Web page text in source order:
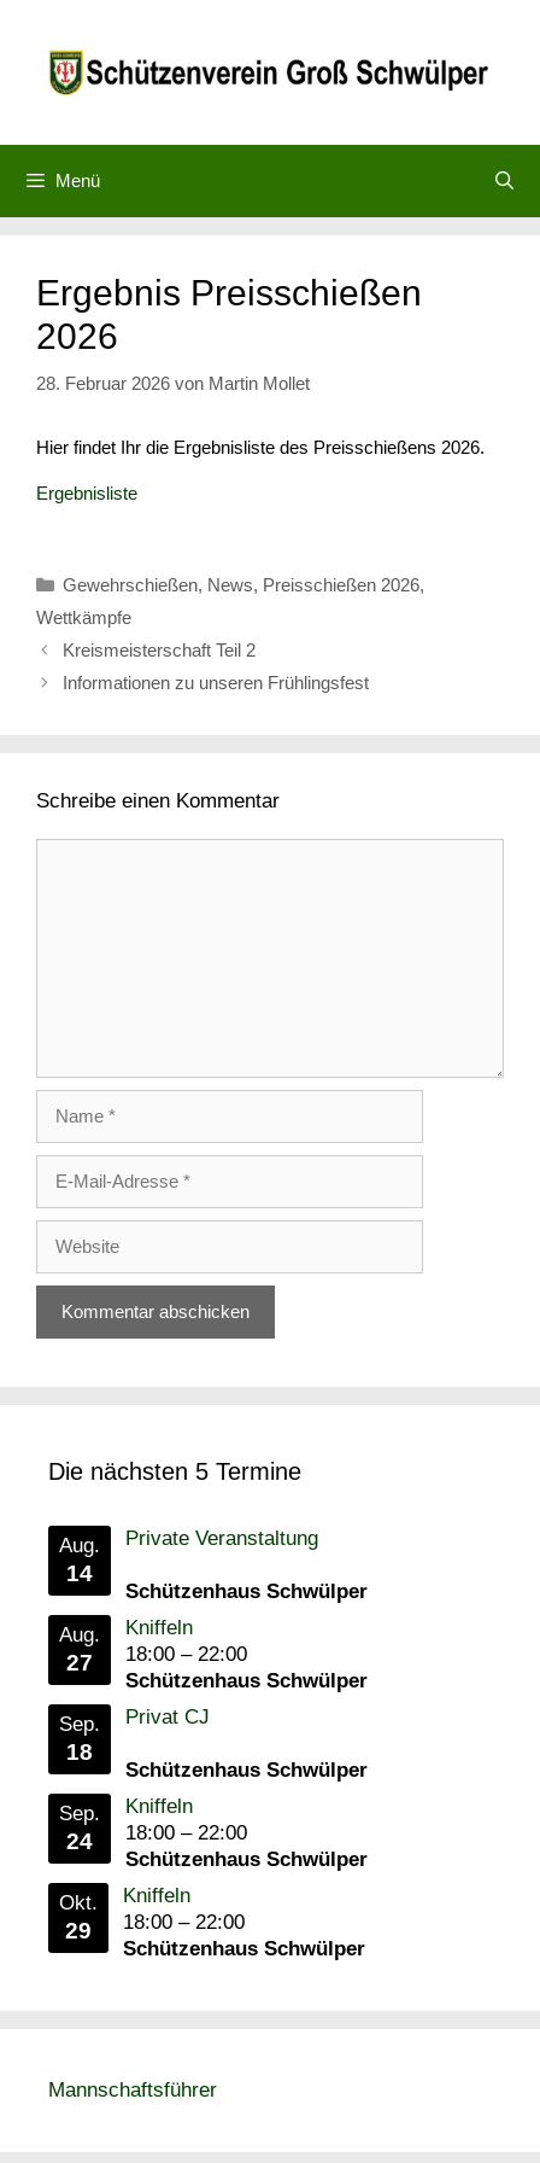
springen
Menü
Ergebnis Preisschießen
2026
28. Februar 2026 von Martin Mollet
Hier findet Ihr die Ergebnisliste des Preisschießens 2026.
Ergebnisliste
Kategorien
Gewehrschießen, News, Preisschießen 2026,
Wettkämpfe
Kreismeisterschaft Teil 2
Informationen zu unseren Frühlingsfest
Schreibe einen Kommentar
Mail-
Adresse
Die nächsten 5 Termine
Aug.
14
Private Veranstaltung
Schützenhaus Schwülper
Aug.
27
Kniffeln
18:00 – 22:00
Schützenhaus Schwülper
Sep.
18
Privat CJ
Schützenhaus Schwülper
Sep.
24
Kniffeln
18:00 – 22:00
Schützenhaus Schwülper
Okt.
29
Kniffeln
18:00 – 22:00
Schützenhaus Schwülper
Mannschaftsführer